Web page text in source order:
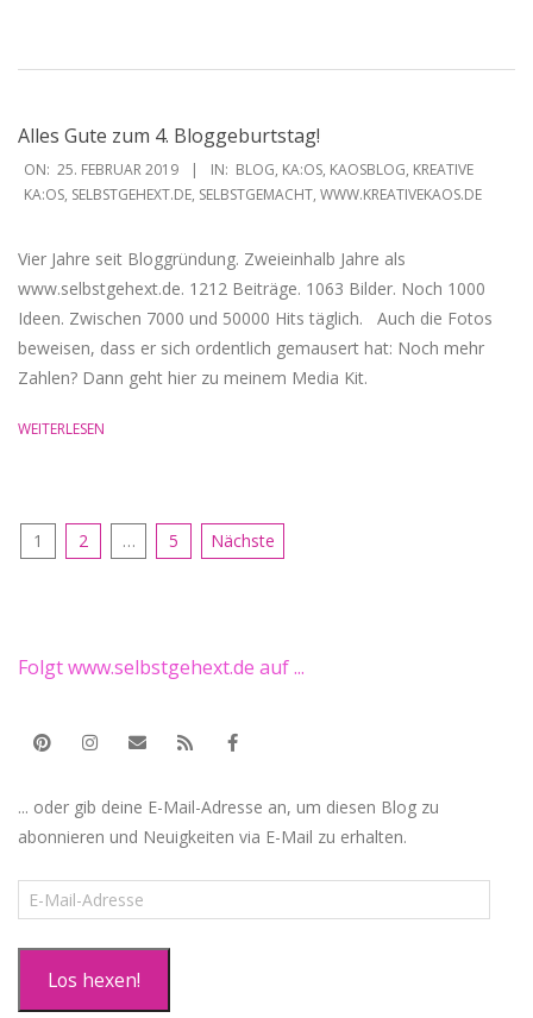
Alles Gute zum 4. Bloggeburtstag!
2019-
02-
ON: 25. FEBRUAR 2019 IN: BLOG, KA:OS, KAOSBLOG, KREATIVE
KA:OS, SELBSTGEHEXT.DE, SELBSTGEMACHT, WWW.KREATIVEKAOS.DE
Vier Jahre seit Bloggründung. Zweieinhalb Jahre als
www.selbstgehext.de. 1212 Beiträge. 1063 Bilder. Noch 1000
Ideen. Zwischen 7000 und 50000 Hits täglich. Auch die Fotos
beweisen, dass er sich ordentlich gemausert hat: Noch mehr
Zahlen? Dann geht hier zu meinem Media Kit.
WEITERLESEN
Seitennummerierung
der
1 2 … 5 Nächste
Folgt www.selbstgehext.de auf ...
... oder gib deine E-Mail-Adresse an, um diesen Blog zu
abonnieren und Neuigkeiten via E-Mail zu erhalten.
E-
Mail-
Los hexen!